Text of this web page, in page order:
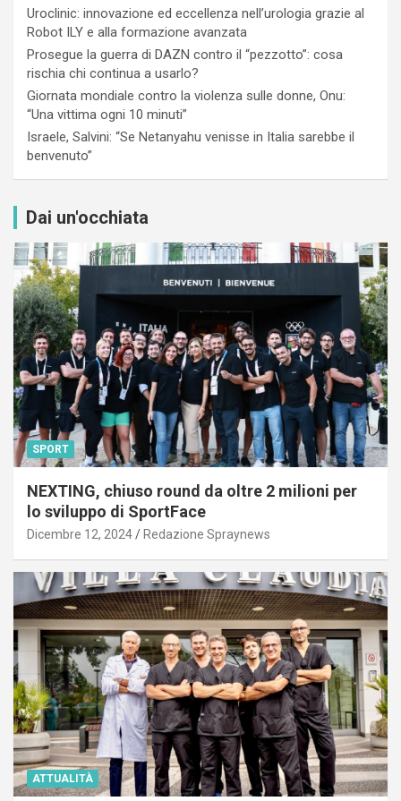
Uroclinic: innovazione ed eccellenza nell’urologia grazie al
Robot ILY e alla formazione avanzata
Prosegue la guerra di DAZN contro il “pezzotto”: cosa
rischia chi continua a usarlo?
Giornata mondiale contro la violenza sulle donne, Onu:
“Una vittima ogni 10 minuti”
Israele, Salvini: “Se Netanyahu venisse in Italia sarebbe il
benvenuto”
Dai un'occhiata
SPORT
NEXTING, chiuso round da oltre 2 milioni per
lo sviluppo di SportFace
Dicembre 12, 2024 Redazione Spraynews
ATTUALITÀ